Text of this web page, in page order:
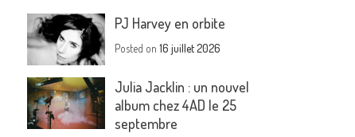
PJ Harvey en orbite
Posted on16 juillet 2026
Julia Jacklin : un nouvel
album chez 4AD le 25
septembre